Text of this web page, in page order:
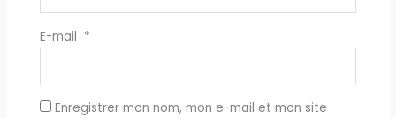
E-mail *
Enregistrer mon nom, mon e-mail et mon site